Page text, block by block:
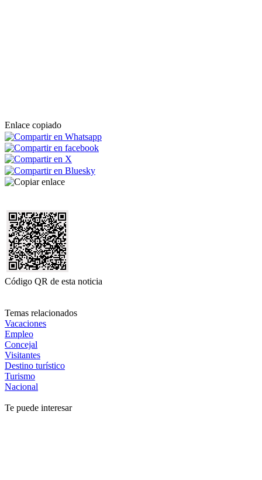
Enlace copiado
Código QR de esta noticia
Temas relacionados
Vacaciones
Empleo
Concejal
Visitantes
Destino turístico
Turismo
Nacional
Te puede interesar